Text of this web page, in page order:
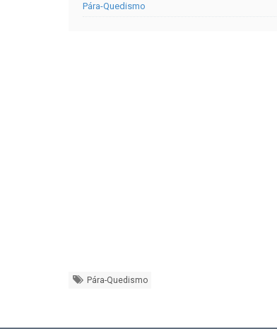
Pára-Quedismo
Pára-Quedismo